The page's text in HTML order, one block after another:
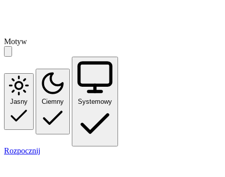
Motyw
Jasny Ciemny Systemowy
Rozpocznij